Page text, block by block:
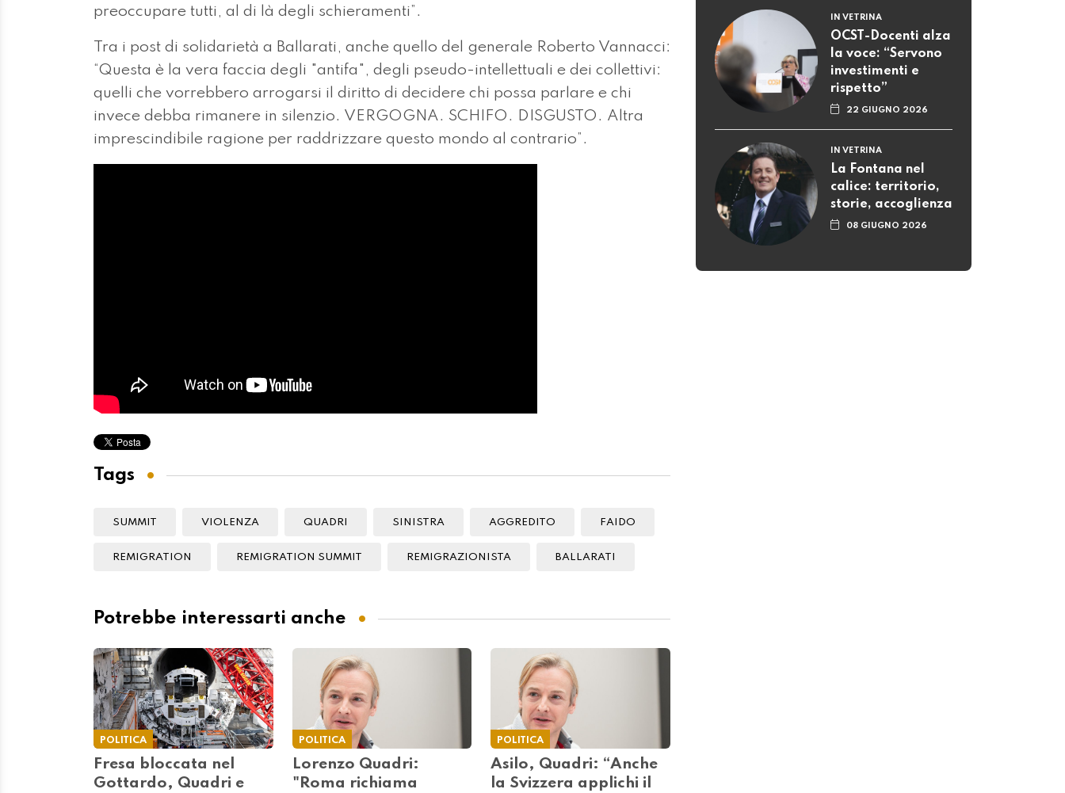
preoccupare tutti, al di là degli schieramenti”.
Tra i post di solidarietà a Ballarati, anche quello del generale Roberto Vannacci:
“Questa è la vera faccia degli "antifa", degli pseudo-intellettuali e dei collettivi:
quelli che vorrebbero arrogarsi il diritto di decidere chi possa parlare e chi
invece debba rimanere in silenzio. VERGOGNA. SCHIFO. DISGUSTO. Altra
imprescindibile ragione per raddrizzare questo mondo al contrario”.
Tags
SUMMIT VIOLENZA QUADRI SINISTRA AGGREDITO FAIDO
REMIGRATION REMIGRATION SUMMIT REMIGRAZIONISTA BALLARATI
Potrebbe interessarti anche
POLITICA
Fresa bloccata nel
Gottardo, Quadri e
POLITICA
Lorenzo Quadri:
"Roma richiama
POLITICA
Asilo, Quadri: “Anche
la Svizzera applichi il
IN VETRINA
OCST-Docenti alza
la voce: “Servono
investimenti e
rispetto”
22 GIUGNO 2026
IN VETRINA
La Fontana nel
calice: territorio,
storie, accoglienza
08 GIUGNO 2026